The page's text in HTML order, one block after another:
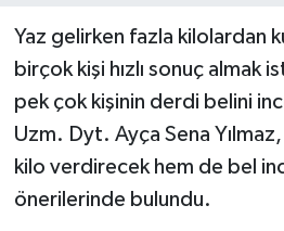
Yaz gelirken fazla kilolardan
birçok kişi hızlı sonuç almak
pek çok kişinin derdi belini
Uzm. Dyt. Ayça Sena
kilo verdirecek hem de bel
önerilerinde bulundu.
Yerel